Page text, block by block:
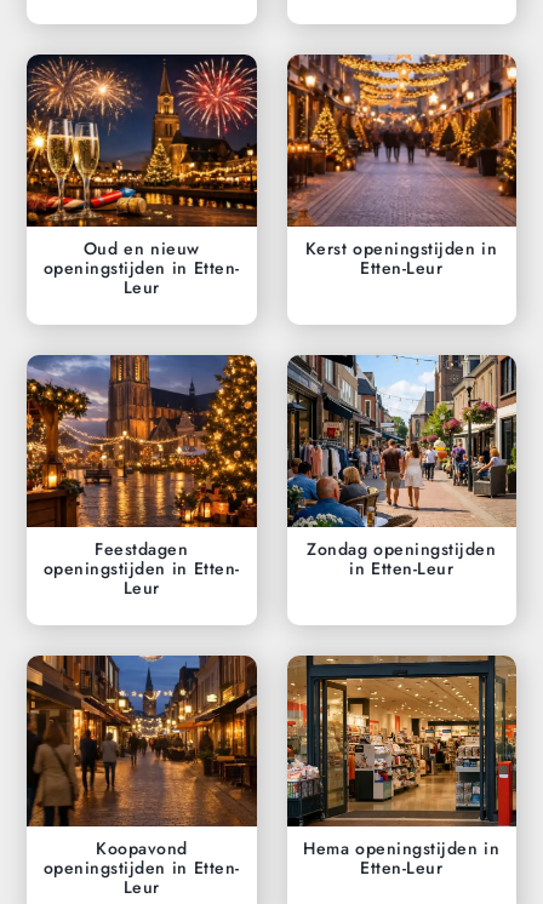
Oud en nieuw
openingstijden in Etten-
Leur
Kerst openingstijden in
Etten-Leur
Feestdagen
openingstijden in Etten-
Leur
Zondag openingstijden
in Etten-Leur
Koopavond
openingstijden in Etten-
Leur
Hema openingstijden in
Etten-Leur